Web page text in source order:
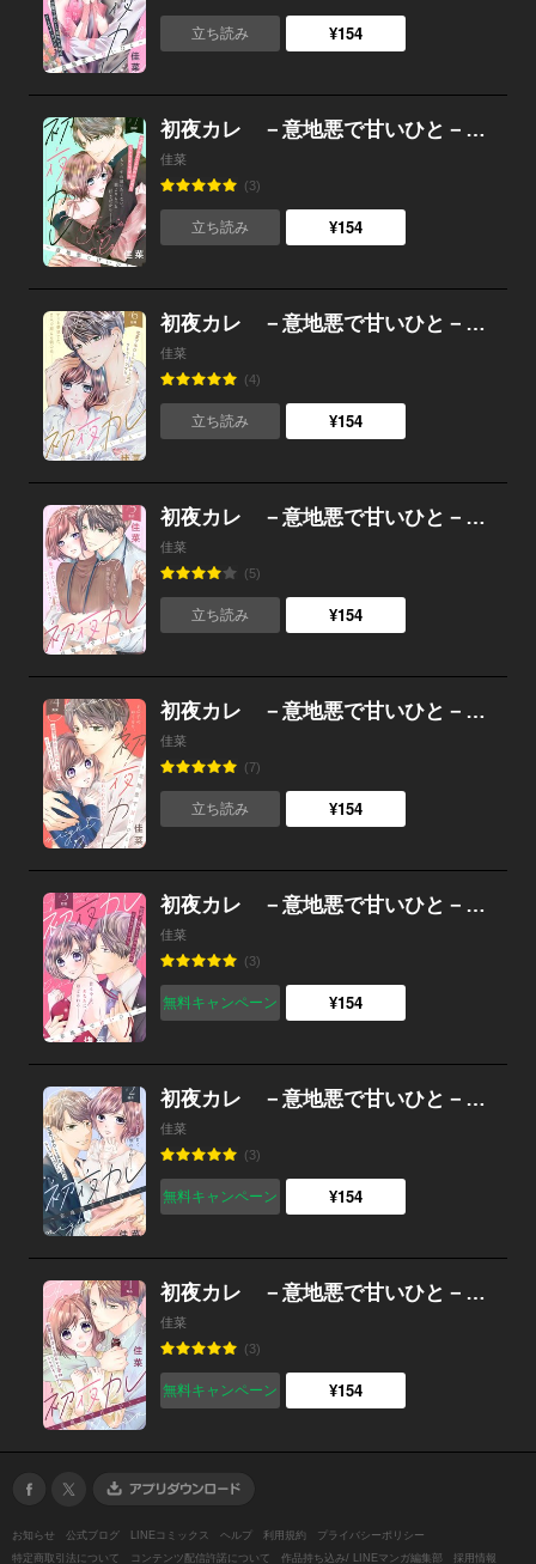
立ち読み ¥154
初夜カレ －意地悪で甘いひと－ 分冊版 （7）
佳菜
(3)
立ち読み ¥154
初夜カレ －意地悪で甘いひと－ 分冊版 （6）
佳菜
(4)
立ち読み ¥154
初夜カレ －意地悪で甘いひと－ 分冊版 （5）
佳菜
(5)
立ち読み ¥154
初夜カレ －意地悪で甘いひと－ 分冊版 （4）
佳菜
(7)
立ち読み ¥154
初夜カレ －意地悪で甘いひと－ 分冊版 （3）
佳菜
(3)
無料キャンペーン ¥154
初夜カレ －意地悪で甘いひと－ 分冊版 （2）
佳菜
(3)
無料キャンペーン ¥154
初夜カレ －意地悪で甘いひと－ 分冊版 （1）
佳菜
(3)
無料キャンペーン ¥154
お知らせ 公式ブログ LINEコミックス ヘルプ 利用規約
プライバシーポリシー
特定商取引法について
コンテンツ配信許諾について 作品持ち込み/ LINEマンガ編集部 採用情報